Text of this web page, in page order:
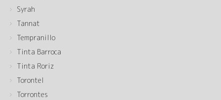
Syrah
Tannat
Tempranillo
Tinta Barroca
Tinta Roriz
Torontel
Torrontes